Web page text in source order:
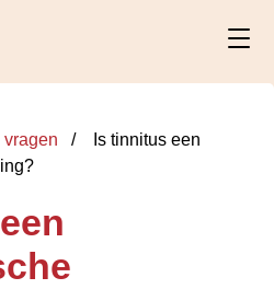
Is tinnitus een